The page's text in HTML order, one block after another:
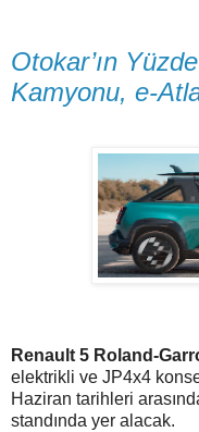
Otokar’ın
Kamyonu, e-
Renault 5 Roland-
elektrikli ve JP4x4
Haziran tarihleri
standında yer alacak.